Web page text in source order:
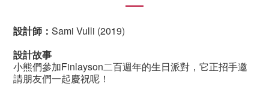
設計師： Sami Vulli (2019)
設計故事
小熊們參加Finlayson二百週年的生日派對，它正招手邀
請朋友們一起慶祝呢！